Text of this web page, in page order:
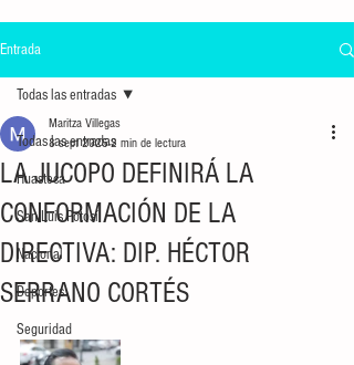
Entrada
Todas las entradas
Huasteca
San Luis Potosí
Nacional
Deportes
Seguridad
Todas las entradas
LA JUCOPO DEFINIRÁ LA
CONFORMACIÓN DE LA
DIRECTIVA: DIP. HÉCTOR
SERRANO CORTÉS
Maritza Villegas
8 sept 20252 min de lectura